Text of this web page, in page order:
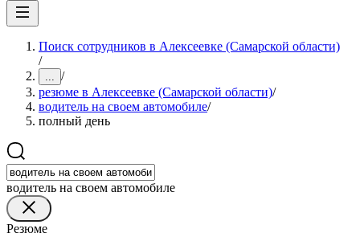
Поиск сотрудников в Алексеевке (Самарской области)
/
... /
резюме в Алексеевке (Самарской области)/
водитель на своем автомобиле/
полный день
водитель на своем автомобиле
Резюме